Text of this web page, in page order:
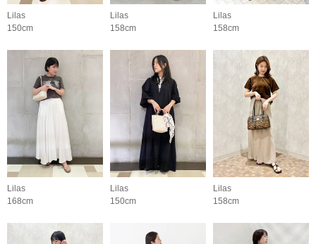
Lilas
150cm
Lilas
158cm
Lilas
158cm
Lilas
168cm
Lilas
150cm
Lilas
158cm